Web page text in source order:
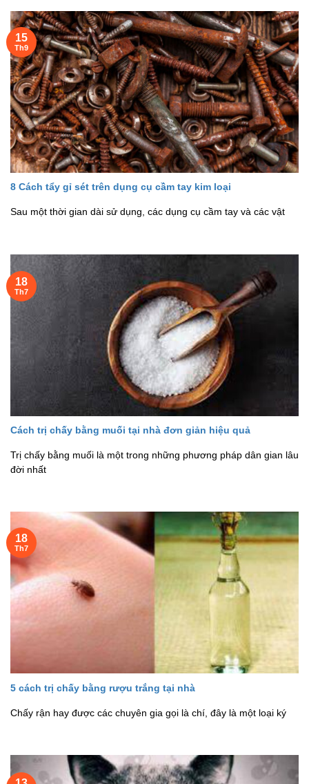
8 Cách tẩy gỉ sét trên dụng cụ cầm tay kim loại
Sau một thời gian dài sử dụng, các dụng cụ cầm tay và các vật
15
Th9
Cách trị chấy bằng muối tại nhà đơn giản hiệu quả
Trị chấy bằng muối là một trong những phương pháp dân gian lâu
đời nhất
18
Th7
5 cách trị chấy bằng rượu trắng tại nhà
Chấy rận hay được các chuyên gia gọi là chí, đây là một loại ký
18
Th7